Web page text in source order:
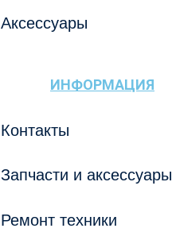
Аксессуары
ИНФОРМАЦИЯ
Контакты
Запчасти и аксессуары
Ремонт техники